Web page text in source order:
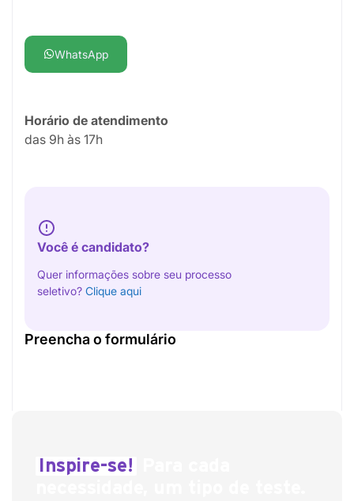
WhatsApp
Horário de atendimento
das 9h às 17h
Você é candidato?
Quer informações sobre seu processo
seletivo? Clique aqui
Preencha o formulário
Inspire-se!